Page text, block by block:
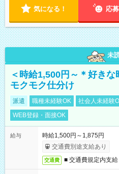
気になる！ 応
未
＜時給1,500円～＊好き
モクモク仕分け
派遣 職種未経験OK 社会人未経験
WEB登録・面接OK
給与
時給1,500円～1,875円
交通費別途支給あり
交通費 ■ 交通費規定内支